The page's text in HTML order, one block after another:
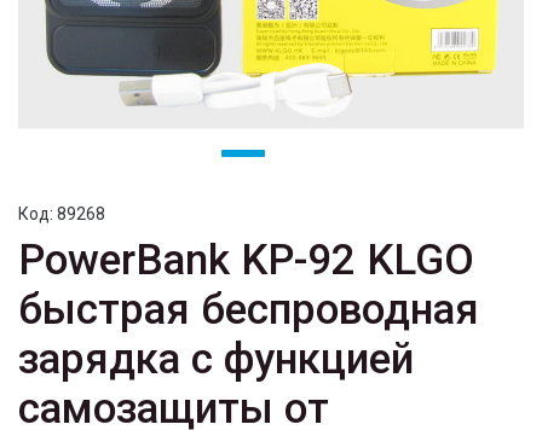
Код: 89268
PowerBank KP-92 KLGO
быстрая беспроводная
зарядка с функцией
самозащиты от